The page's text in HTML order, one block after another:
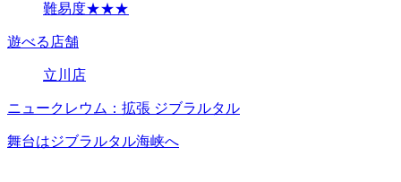
難易度★★★
遊べる店舗
立川店
ニュークレウム：拡張 ジブラルタル
舞台はジブラルタル海峡へ